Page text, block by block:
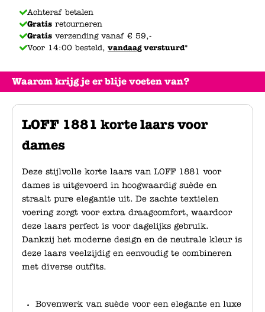
Waarom krijg je er blije voeten van?
LOFF 1881 korte laars voor
dames
Deze stijlvolle korte laars van LOFF 1881 voor
dames is uitgevoerd in hoogwaardig suède en
straalt pure elegantie uit. De zachte textielen
voering zorgt voor extra draagcomfort, waardoor
deze laars perfect is voor dagelijks gebruik.
Dankzij het moderne design en de neutrale kleur is
deze laars veelzijdig en eenvoudig te combineren
met diverse outfits.
Bovenwerk van suède voor een elegante en luxe
Achteraf betalen
Gratis retourneren
Gratis verzending vanaf € 59,-
Voor 14:00 besteld, vandaagverstuurd*